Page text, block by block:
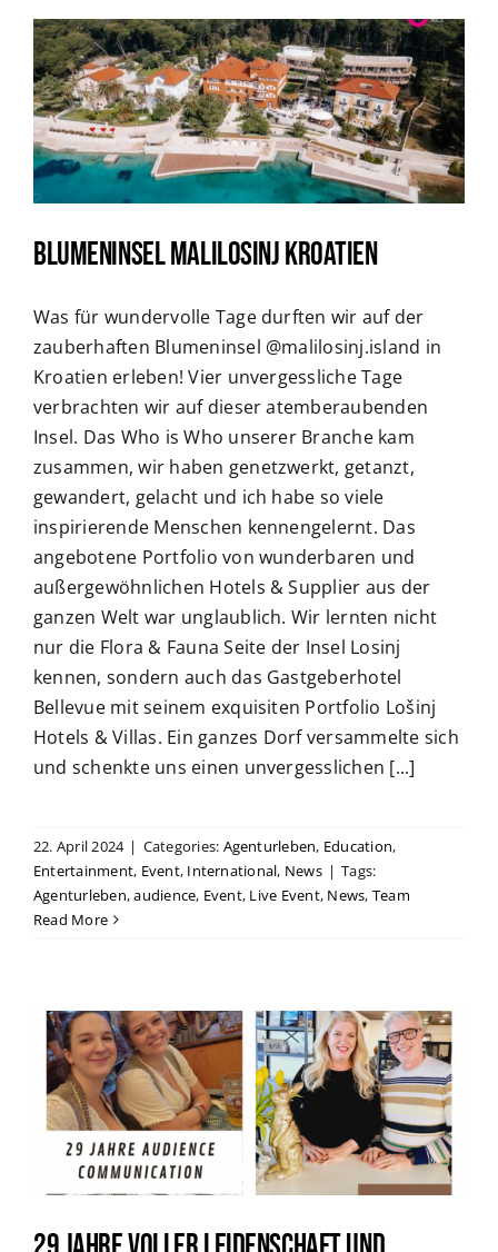
Blumeninsel Malilosinj Kroatien
Was für wundervolle Tage durften wir auf der
zauberhaften Blumeninsel @malilosinj.island in
Kroatien erleben! Vier unvergessliche Tage
verbrachten wir auf dieser atemberaubenden
Insel. Das Who is Who unserer Branche kam
zusammen, wir haben genetzwerkt, getanzt,
gewandert, gelacht und ich habe so viele
inspirierende Menschen kennengelernt. Das
angebotene Portfolio von wunderbaren und
außergewöhnlichen Hotels & Supplier aus der
ganzen Welt war unglaublich. Wir lernten nicht
nur die Flora & Fauna Seite der Insel Losinj
kennen, sondern auch das Gastgeberhotel
Bellevue mit seinem exquisiten Portfolio Lošinj
Hotels & Villas. Ein ganzes Dorf versammelte sich
und schenkte uns einen unvergesslichen [...]
22. April 2024 | Categories: Agenturleben, Education,
Entertainment, Event, International, News | Tags:
Agenturleben,audience, Event, Live Event, News, Team
Read More